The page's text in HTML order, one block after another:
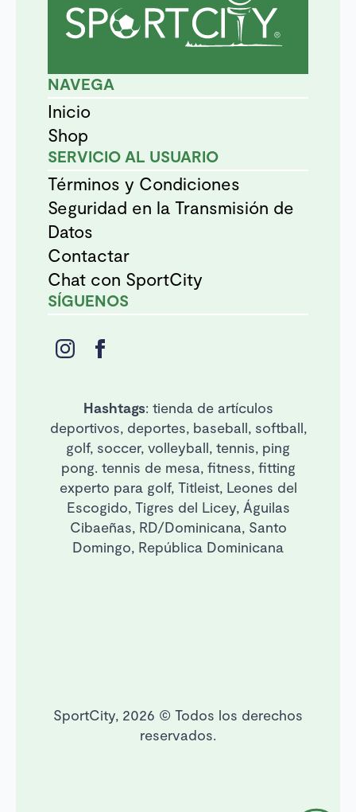
NAVEGA
Inicio
Shop
SERVICIO AL USUARIO
Términos y Condiciones
Seguridad en la Transmisión de
Datos
Contactar
Chat con SportCity
SÍGUENOS
Hashtags: tienda de artículos
deportivos, deportes, baseball, softball,
golf, soccer, volleyball, tennis, ping
pong. tennis de mesa, fitness, fitting
experto para golf, Titleist, Leones del
Escogido, Tigres del Licey, Águilas
Cibaeñas, RD/Dominicana, Santo
Domingo, República Dominicana
SportCity, 2026 © Todos los derechos
reservados.